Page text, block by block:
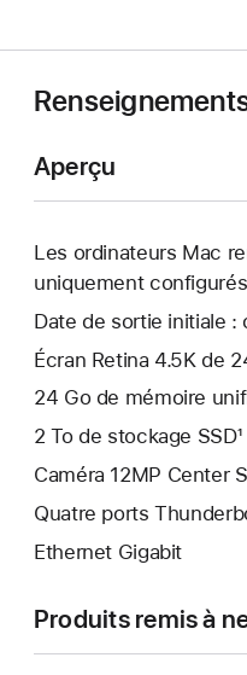
Aperçu
Les ordinateurs Mac
uniquement
Date de sortie initiale
Écran Retina 4.5K de
24 Go de mémoire
2 To de stockage SSD¹
Caméra 12MP Center
Quatre ports
Ethernet Gigabit
Produits remis à